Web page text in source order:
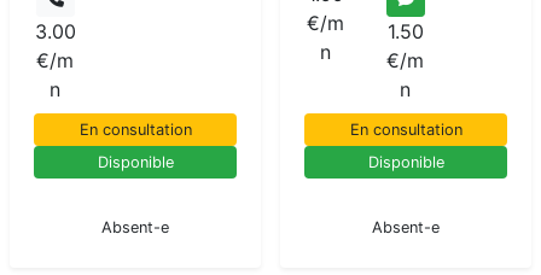
3.00
€/m
n
En consultation
Disponible
Absent-e
€/m
n
1.50
€/m
n
En consultation
Disponible
Absent-e